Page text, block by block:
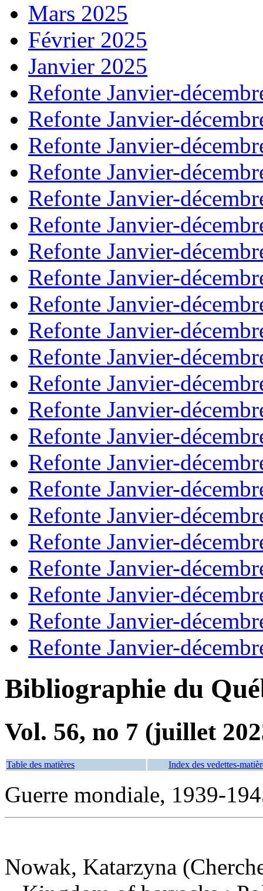
Mars 2025
Février 2025
Janvier 2025
Refonte Janvier-
Refonte Janvier-
Refonte Janvier-
Refonte Janvier-
Refonte Janvier-
Refonte Janvier-
Refonte Janvier-
Refonte Janvier-
Refonte Janvier-
Refonte Janvier-
Refonte Janvier-
Refonte Janvier-
Refonte Janvier-
Refonte Janvier-
Refonte Janvier-
Refonte Janvier-
Refonte Janvier-
Refonte Janvier-
Refonte Janvier-
Refonte Janvier-
Refonte Janvier-
Refonte Janvier-
Bibliographie du
Vol. 56, no 7 (juillet
Table des matières Index des vedettes-
Guerre mondiale, 1939-
Nowak, Katarzyna